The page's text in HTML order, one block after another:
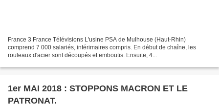
France 3 France Télévisions L'usine PSA de Mulhouse (Haut-Rhin)
comprend 7 000 salariés, intérimaires compris. En début de chaîne, les
rouleaux d'acier sont découpés et emboutis. Ensuite, 4...
1er MAI 2018 : STOPPONS MACRON ET LE
PATRONAT.